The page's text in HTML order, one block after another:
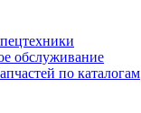
обслуживание
по каталогам